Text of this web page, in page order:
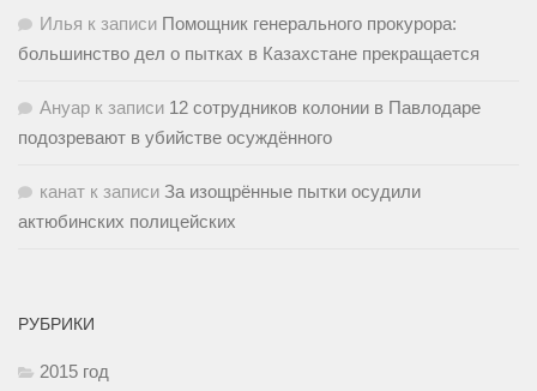
Илья к записи Помощник генерального прокурора:
большинство дел о пытках в Казахстане прекращается
Ануар к записи 12 сотрудников колонии в Павлодаре
подозревают в убийстве осуждённого
канат к записи За изощрённые пытки осудили
актюбинских полицейских
РУБРИКИ
2015 год